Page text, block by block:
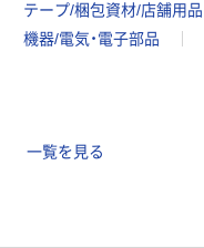
テープ/梱包資材/店舗用品
機器/電気・電子部品
一覧を見る